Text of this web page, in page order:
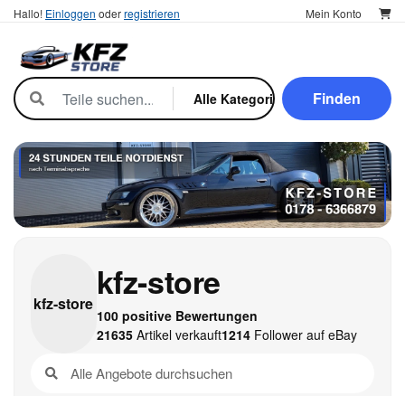
Hallo! Einloggen oderregistrieren Mein Konto
Finden
kfz-store
kfz-store
100 positive Bewertungen
21635Artikel verkauft1214Follower auf eBay